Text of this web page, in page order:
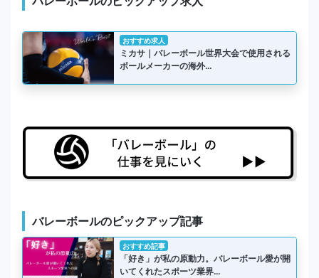
おすすめ求人
ミカサ｜バレーボール世界大会で使用される
ボールメーカーの海外…
バレーボールのピックアップ記事
おすすめ記事
「好き」が私の原動力。バレーボール愛が開
いてくれたスポーツ業界…